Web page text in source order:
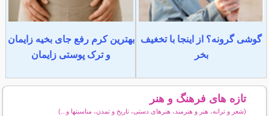
گوشی گرونه؟ از اینجا با تخغیف
بخر
بهترین کرم رفع جای بخیه زایمان
و ترک پوستی زایمان
تازه های فرهنگ و هنر
(شعر و ترانه، هنر و هنرمند، هنرهای دستی، تاریخ و تمدن، مناسبتها و...)